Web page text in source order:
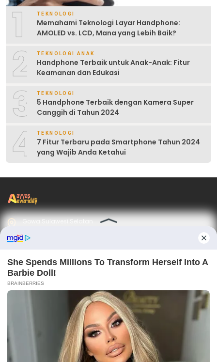
1 TEKNOLOGI
Memahami Teknologi Layar Handphone:
AMOLED vs. LCD, Mana yang Lebih Baik?
2 TEKNOLOGI ANAK
Handphone Terbaik untuk Anak-Anak: Fitur
Keamanan dan Edukasi
3 TEKNOLOGI
5 Handphone Terbaik dengan Kamera Super
Canggih di Tahun 2024
4 TEKNOLOGI
7 Fitur Terbaru pada Smartphone Tahun 2024
yang Wajib Anda Ketahui
Gowa Sulawesi Selatan
admin@ayyaseveriday.com
kerjasama@ayyaseveriday.com
cs@ayyaseveriday.com
Jelajahi Berita di Apps Kami